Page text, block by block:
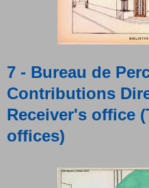
7 - Bureau de
Contributions
Receiver's office
offices)